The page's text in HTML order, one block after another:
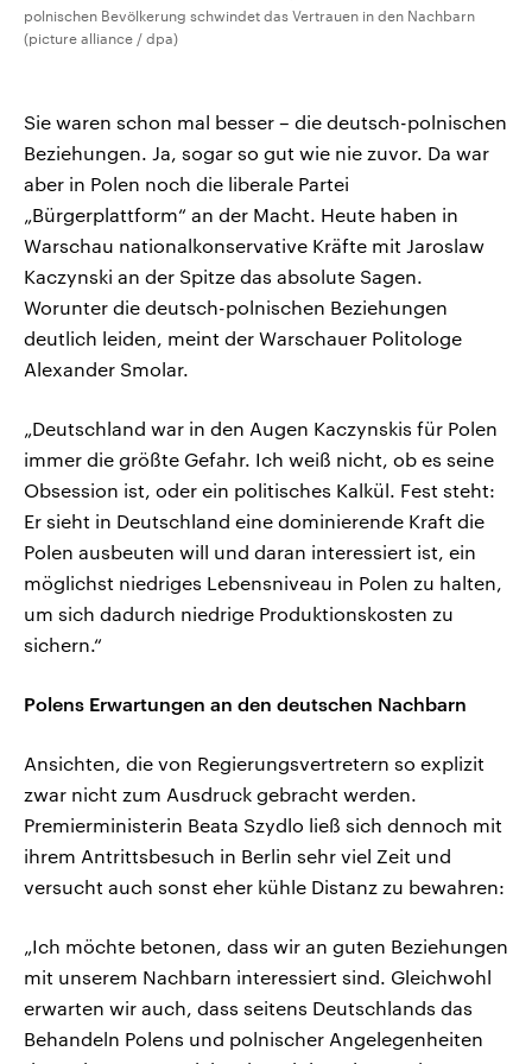
polnischen Bevölkerung schwindet das Vertrauen in den Nachbarn
(picture alliance / dpa)
Sie waren schon mal besser – die deutsch-polnischen
Beziehungen. Ja, sogar so gut wie nie zuvor. Da war
aber in Polen noch die liberale Partei
„Bürgerplattform“ an der Macht. Heute haben in
Warschau nationalkonservative Kräfte mit Jaroslaw
Kaczynski an der Spitze das absolute Sagen.
Worunter die deutsch-polnischen Beziehungen
deutlich leiden, meint der Warschauer Politologe
Alexander Smolar.
„Deutschland war in den Augen Kaczynskis für Polen
immer die größte Gefahr. Ich weiß nicht, ob es seine
Obsession ist, oder ein politisches Kalkül. Fest steht:
Er sieht in Deutschland eine dominierende Kraft die
Polen ausbeuten will und daran interessiert ist, ein
möglichst niedriges Lebensniveau in Polen zu halten,
um sich dadurch niedrige Produktionskosten zu
sichern.“
Polens Erwartungen an den deutschen Nachbarn
Ansichten, die von Regierungsvertretern so explizit
zwar nicht zum Ausdruck gebracht werden.
Premierministerin Beata Szydlo ließ sich dennoch mit
ihrem Antrittsbesuch in Berlin sehr viel Zeit und
versucht auch sonst eher kühle Distanz zu bewahren:
„Ich möchte betonen, dass wir an guten Beziehungen
mit unserem Nachbarn interessiert sind. Gleichwohl
erwarten wir auch, dass seitens Deutschlands das
Behandeln Polens und polnischer Angelegenheiten